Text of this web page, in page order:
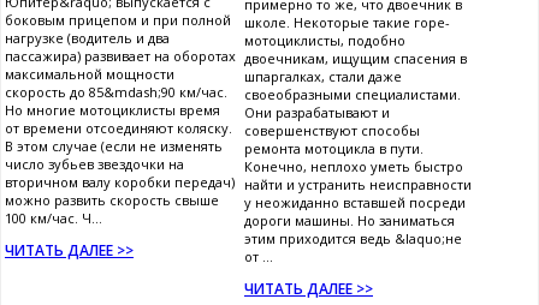
боковым прицепом и при полной
нагрузке (водитель и два
пассажира) развивает на оборотах
максимальной мощности
скорость до 85&mdash;90 км/час.
Но многие мотоциклисты время
от времени отсоединяют коляску.
В этом случае (если не изменять
число зубьев звездочки на
вторичном валу коробки передач)
можно развить скорость свыше
100 км/час. Ч...
ЧИТАТЬ ДАЛЕЕ >>
примерно то же, что двоечник в
школе. Некоторые такие горе-
мотоциклисты, подобно
двоечникам, ищущим спасения в
шпаргалках, стали даже
своеобразными специалистами.
Они разрабатывают и
совершенствуют способы
ремонта мотоцикла в пути.
Конечно, неплохо уметь быстро
найти и устранить неисправности
у неожиданно вставшей посреди
дороги машины. Но заниматься
этим приходится ведь &laquo;не
от ...
ЧИТАТЬ ДАЛЕЕ >>